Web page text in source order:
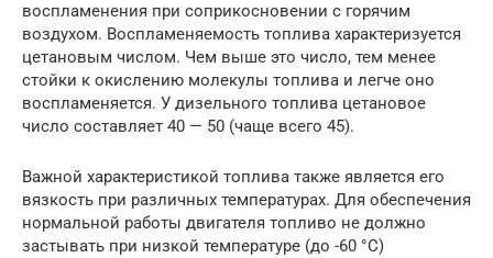
воспламенения при соприкосновении с горячим
воздухом. Воспламеняемость топлива характеризуется
цетановым числом. Чем выше это число, тем менее
стойки к окислению молекулы топлива и легче оно
воспламеняется. У дизельного топлива цетановое
число составляет 40 — 50 (чаще всего 45).
Важной характеристикой топлива также является его
вязкость при различных температурах. Для обеспечения
нормальной работы двигателя топливо не должно
застывать при низкой температуре (до -60 °С)